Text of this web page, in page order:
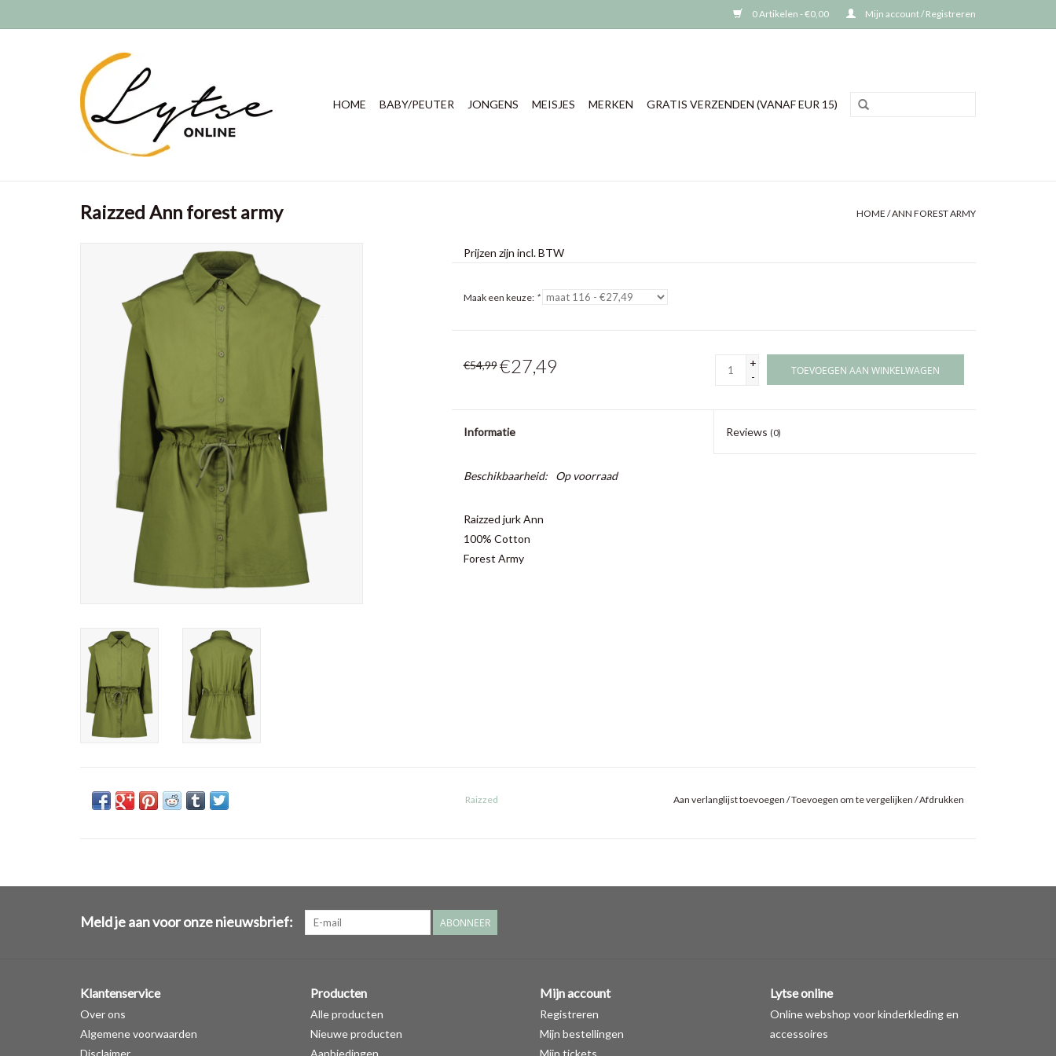
0 Artikelen - €0,00 Mijn account / Registreren
HOME BABY/PEUTER JONGENS MEISJES MERKEN GRATIS VERZENDEN (VANAF EUR 15)
Raizzed Ann forest army HOME /ANN FOREST ARMY
Prijzen zijn incl. BTW
Maak een keuze: *
€54,99 €27,49
+
-
TOEVOEGEN AAN WINKELWAGEN
Informatie Reviews (0)
Beschikbaarheid: Op voorraad
Raizzed jurk Ann
100% Cotton
Forest Army
Raizzed Aan verlanglijst toevoegen /Toevoegen om te vergelijken /Afdrukken
Meld je aan voor onze nieuwsbrief: ABONNEER
Klantenservice
Over ons
Algemene voorwaarden
Disclaimer
Producten
Alle producten
Nieuwe producten
Aanbiedingen
Mijn account
Registreren
Mijn bestellingen
Mijn tickets
Lytse online
Online webshop voor kinderkleding en
accessoires